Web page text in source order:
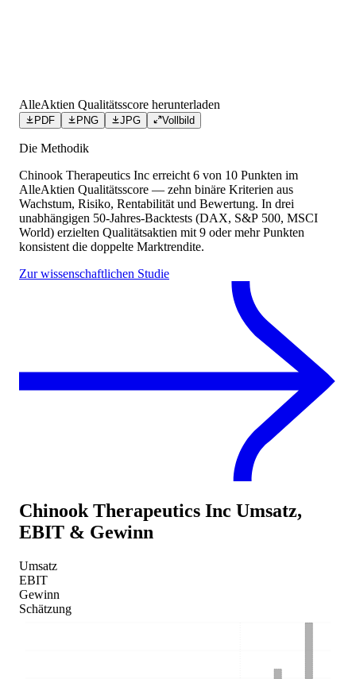
AlleAktien Qualitätsscore herunterladen
PDF PNG JPG Vollbild
Die Methodik
Chinook Therapeutics Inc erreicht 6 von 10 Punkten im
AlleAktien Qualitätsscore — zehn binäre Kriterien aus
Wachstum, Risiko, Rentabilität und Bewertung. In drei
unabhängigen 50-Jahres-Backtests (DAX, S&P 500, MSCI
World) erzielten Qualitätsaktien mit 9 oder mehr Punkten
konsistent die doppelte Marktrendite.
Zur wissenschaftlichen Studie
Chinook Therapeutics Inc Umsatz,
EBIT & Gewinn
Umsatz
EBIT
Gewinn
Schätzung